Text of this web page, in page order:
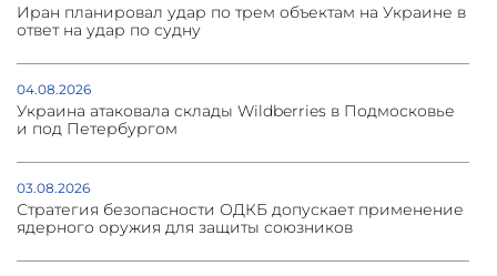
Иран планировал удар по трем объектам на Украине в
ответ на удар по судну
04.08.2026
Украина атаковала склады Wildberries в Подмосковье
и под Петербургом
03.08.2026
Стратегия безопасности ОДКБ допускает применение
ядерного оружия для защиты союзников